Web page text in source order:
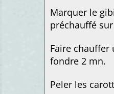
Marquer le
préchauffé
Faire chauffer
fondre 2 mn.
Peler les